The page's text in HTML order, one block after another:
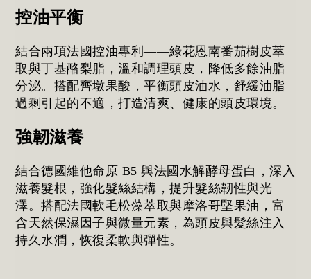
控油平衡
結合兩項法國控油專利——綠花恩南番茄樹皮萃
取與丁基酪梨脂，溫和調理頭皮，降低多餘油脂
分泌。搭配齊墩果酸，平衡頭皮油水，舒緩油脂
過剩引起的不適，打造清爽、健康的頭皮環境。
強韌滋養
結合德國維他命原 B5 與法國水解酵母蛋白，深入
滋養髮根，強化髮絲結構，提升髮絲韌性與光
澤。搭配法國軟毛松藻萃取與摩洛哥堅果油，富
含天然保濕因子與微量元素，為頭皮與髮絲注入
持久水潤，恢復柔軟與彈性。